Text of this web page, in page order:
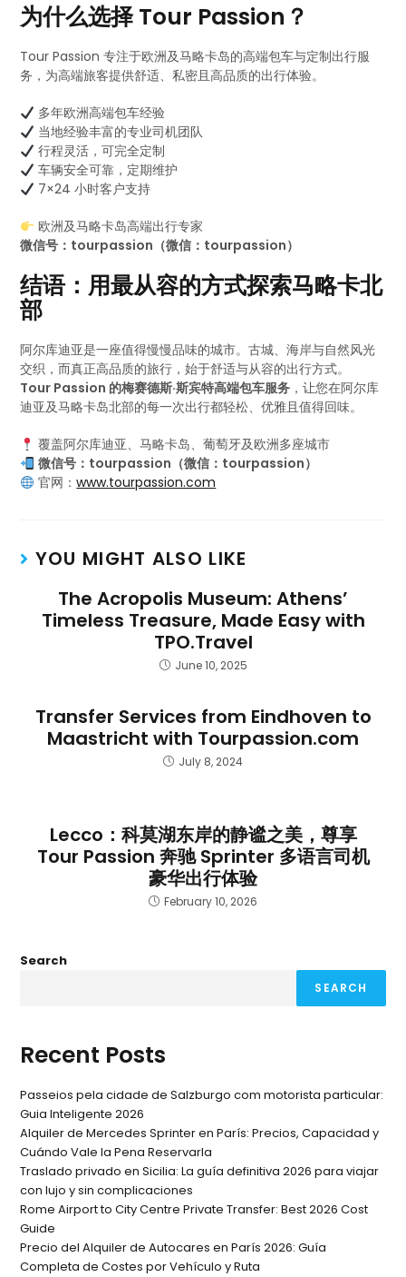
为什么选择 Tour Passion？
Tour Passion 专注于欧洲及马略卡岛的高端包车与定制出行服
务，为高端旅客提供舒适、私密且高品质的出行体验。
多年欧洲高端包车经验
当地经验丰富的专业司机团队
行程灵活，可完全定制
车辆安全可靠，定期维护
7×24 小时客户支持
欧洲及马略卡岛高端出行专家
微信号：tourpassion（微信：tourpassion）
结语：用最从容的方式探索马略卡北
部
阿尔库迪亚是一座值得慢慢品味的城市。古城、海岸与自然风光
交织，而真正高品质的旅行，始于舒适与从容的出行方式。
Tour Passion 的梅赛德斯·斯宾特高端包车服务 ，让您在阿尔库
迪亚及马略卡岛北部的每一次出行都轻松、优雅且值得回味。
覆盖阿尔库迪亚、马略卡岛、葡萄牙及欧洲多座城市
微信号：tourpassion（微信：tourpassion）
官网：www.tourpassion.com
YOU MIGHT ALSO LIKE
The Acropolis Museum: Athens’
Timeless Treasure, Made Easy with
TPO.Travel
June 10, 2025
Transfer Services from Eindhoven to
Maastricht with Tourpassion.com
July 8, 2024
Lecco：科莫湖东岸的静谧之美，尊享
Tour Passion 奔驰 Sprinter 多语言司机
豪华出行体验
February 10, 2026
Search
SEARCH
Recent Posts
Passeios pela cidade de Salzburgo com motorista particular:
Guia Inteligente 2026
Alquiler de Mercedes Sprinter en París: Precios, Capacidad y
Cuándo Vale la Pena Reservarla
Traslado privado en Sicilia: La guía definitiva 2026 para viajar
con lujo y sin complicaciones
Rome Airport to City Centre Private Transfer: Best 2026 Cost
Guide
Precio del Alquiler de Autocares en París 2026: Guía
Completa de Costes por Vehículo y Ruta